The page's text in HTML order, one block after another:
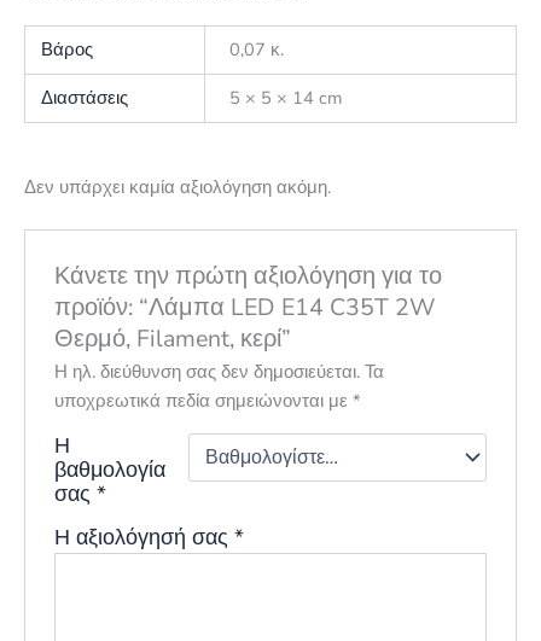
Βάρος
0,07 κ.
Διαστάσεις
5 × 5 × 14 cm
Δεν υπάρχει καμία αξιολόγηση ακόμη.
Κάνετε την πρώτη αξιολόγηση για το
προϊόν: “Λάμπα LED E14 C35T 2W
Θερμό, Filament, κερί”
Η ηλ. διεύθυνση σας δεν δημοσιεύεται. Τα
υποχρεωτικά πεδία σημειώνονται με*
Η
βαθμολογία
σας*
Η αξιολόγησή σας*